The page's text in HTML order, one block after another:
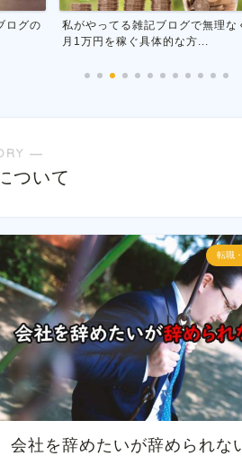
理なく
会社に副業がバレない方法を市役
で聞いてきた
―
ついて
転職
会社を辞めたいが辞められな